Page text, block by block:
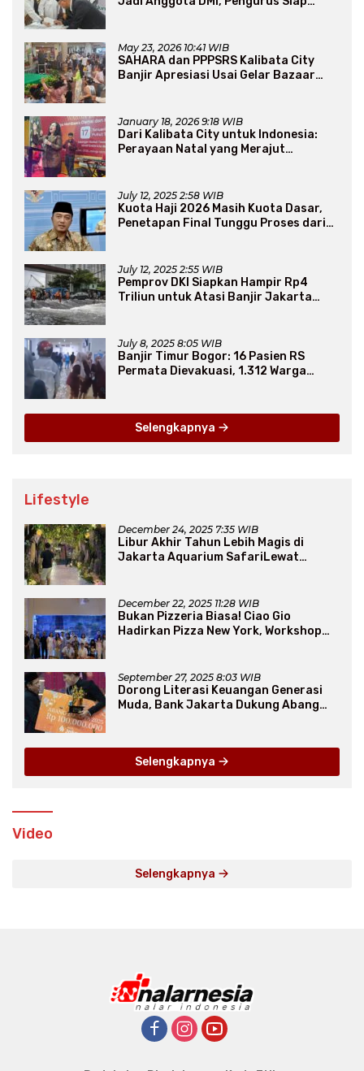
May 23, 2026 10:41 WIB
SAHARA dan PPPSRS Kalibata City
Banjir Apresiasi Usai Gelar Bazaar
January 18, 2026 9:18 WIB
Dari Kalibata City untuk Indonesia:
Perayaan Natal yang Merajut
July 12, 2025 2:58 WIB
Kuota Haji 2026 Masih Kuota Dasar,
Penetapan Final Tunggu Proses dari
July 12, 2025 2:55 WIB
Pemprov DKI Siapkan Hampir Rp4
Triliun untuk Atasi Banjir Jakarta
July 8, 2025 8:05 WIB
Banjir Timur Bogor: 16 Pasien RS
Permata Dievakuasi, 1.312 Warga
Selengkapnya
Lifestyle
December 24, 2025 7:35 WIB
Libur Akhir Tahun Lebih Magis di
Jakarta Aquarium SafariLewat
December 22, 2025 11:28 WIB
Bukan Pizzeria Biasa! Ciao Gio
Hadirkan Pizza New York, Workshop
September 27, 2025 8:03 WIB
Dorong Literasi Keuangan Generasi
Muda, Bank Jakarta Dukung Abang
Selengkapnya
Video
Selengkapnya